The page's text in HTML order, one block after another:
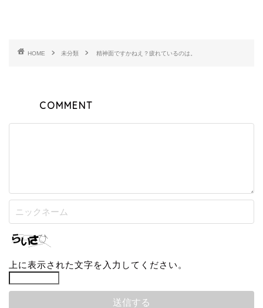
HOME 未分類 精神面ですかねえ？疲れているのは。
COMMENT
上に表示された文字を入力してください。